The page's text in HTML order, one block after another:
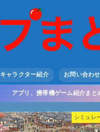
キャラクター紹介 お問い合わせ
アプリ、携帯機ゲーム紹介まと
シミュレ